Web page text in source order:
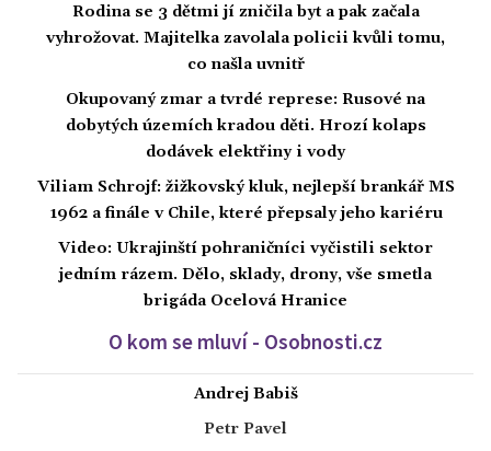
Rodina se 3 dětmi jí zničila byt a pak začala
vyhrožovat. Majitelka zavolala policii kvůli tomu,
co našla uvnitř
Okupovaný zmar a tvrdé represe: Rusové na
dobytých územích kradou děti. Hrozí kolaps
dodávek elektřiny i vody
Viliam Schrojf: žižkovský kluk, nejlepší brankář MS
1962 a finále v Chile, které přepsaly jeho kariéru
Video: Ukrajinští pohraničníci vyčistili sektor
jedním rázem. Dělo, sklady, drony, vše smetla
brigáda Ocelová Hranice
O kom se mluví - Osobnosti.cz
Andrej Babiš
Petr Pavel